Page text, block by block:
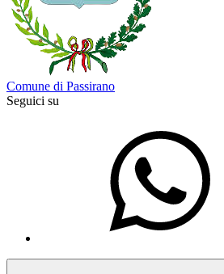
Comune di Passirano
Seguici su